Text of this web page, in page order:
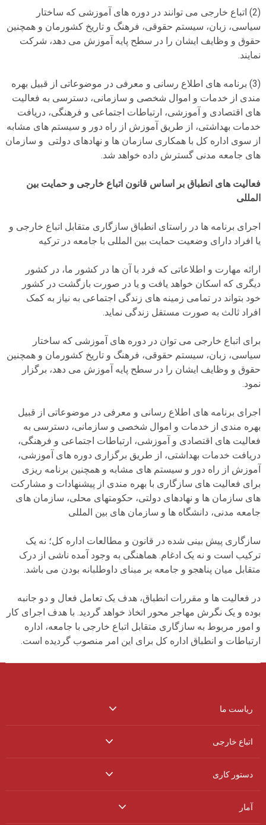
(
2) اتباع خارجی می توانند در دوره های آموزشی که ساختار
سیاسی، زبان، سیستم حقوقی، فرهنگ و تاریخ کشورمان و همچنین
حقوق و وظایف ایشان را در سطح پایه آموزش می دهد، شرکت
نمایند.
(
3) برنامه های اطلاع رسانی و معرفی در موضوعاتی از قبیل بهره
مندی از خدمات و اموال شخصی و سازمانی، دسترسی به فعالیت
های اقتصادی و آموزشی، ارتباطات اجتماعی و فرهنگی، دریافت
خدمات بهداشتی، از طریق آموزش از راه دور و سیستم های مشابه
از سوی اداره کل با همکاری سازمان ها و نهادهای دولتی و سازمان
های جامعه مدنی گسترش داده خواهد شد.
فعالیت های انطباق بر اساس قانون اتباع خارجی و حمایت بین
المللی
اجرای برنامه ها در راستای انطباق سازگاری متقابل اتباع خارجی و
یا افراد دارای وضعیت حمایت بین المللی با جامعه در ترکیه
ارائه مهارت و اطلاعاتی که فرد با آن ها در کشور ما، در کشور
دیگری که اسکان خواهد یافت و یا در صورت بازگشت در کشور
خود بتواند در تمامی زمینه های زندگی اجتماعی به نیاز به کمک
افراد ثالث به صورت مستقل زندگی نماید.
برای اتباع خارجی می توان در دوره های آموزشی که ساختار
سیاسی، زبان، سیستم حقوقی، فرهنگ و تاریخ کشورمان و همچنین
حقوق و وظایف ایشان را در سطح پایه آموزش می دهد، برگزار
نمود.
اجرای برنامه های اطلاع رسانی و معرفی در موضوعاتی از قبیل
بهره مندی از خدمات و اموال شخصی و سازمانی، دسترسی به
فعالیت های اقتصادی و آموزشی، ارتباطات اجتماعی و فرهنگی،
دریافت خدمات بهداشتی، از طریق برگزاری دوره های آموزشی،
آموزش از راه دور و سیستم های مشابه و همچنین برنامه ریزی
برای فعالیت های سازگاری با بهره مندی از پیشنهادات و مشارکت
های سازمان ها و نهادهای دولتی، حکومتهای محلی، سازمان های
جامعه مدنی، دانشگاه ها و سازمان های بین المللی
سازگاری پیش بینی شده در قانون و مطالعات اداره کل؛ نه یک
ترکیب است و نه یک ادغام. هماهنگی به وجود آمده ناشی از درک
متقابل میان پناهجو و جامعه بر مبنای داوطلبانه بودن می باشد.
در فعالیت ها و مقررات انطباق، هدف یک تعامل فعال و دو جانبه
بوده و یک نگرش مهاجر محور اتخاذ خواهد گردید. با هدف اجرای کار
و امور مربوط به سازگاری متقابل اتباع خارجی با جامعه، اداره
ارتباطات و انطباق اداره کل برای این امر منصوب گردیده است.
ریاست ما
اتباع خارجی
دستور کاری
آمار